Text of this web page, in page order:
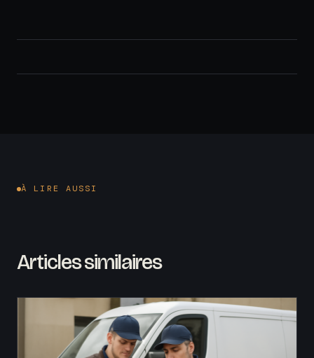
À LIRE AUSSI
Articles similaires